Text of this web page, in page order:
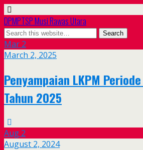
DPMPTSP Musi Rawas Utara
Mar 2
March 2, 2025
Penyampaian LKPM
Tahun 2025
Aug 2
August 2, 2024